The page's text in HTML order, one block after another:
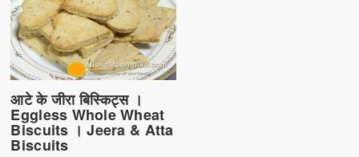
आटे के जीरा बिस्किट्स ।
Eggless Whole Wheat
Biscuits । Jeera & Atta
Biscuits